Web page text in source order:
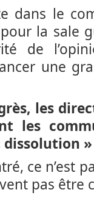
dans le
la sale
de
une
les
les
»
ce n’est
pas être